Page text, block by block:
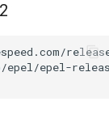
epel-